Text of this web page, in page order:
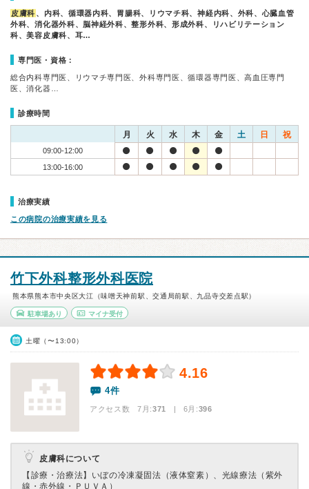
皮膚科 、内科、循環器内科、胃腸科、リウマチ科、神経内科、外科、心臓血管
外科、消化器外科、脳神経外科、整形外科、形成外科、リハビリテーション
科、美容皮膚科、耳…
専門医・資格：
総合内科専門医、リウマチ専門医、外科専門医、循環器専門医、高血圧専門
医、消化器…
診療時間
月 火 水 木 金 土 日 祝
09:00-12:00
13:00-16:00
治療実績
この病院の治療実績を見る
竹下外科整形外科医院
熊本県熊本市中央区大江（味噌天神前駅、交通局前駅、九品寺交差点駅）
駐車場あり マイナ受付
土曜（〜13:00）
4.16
4件
アクセス数 7月:371 | 6月:396
皮膚科について
【診療・治療法】 いぼの冷凍凝固法（液体窒素）、光線療法（紫外
線・赤外線・ＰＵＶＡ）